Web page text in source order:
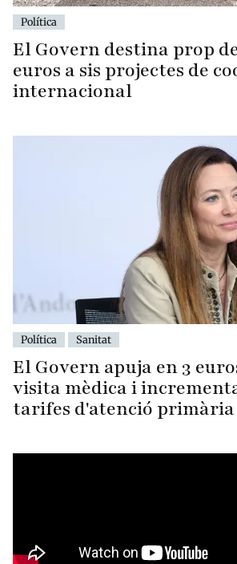
Política
El Govern destina prop
euros a sis projectes de
internacional
Política Sanitat
El Govern apuja en 3
visita mèdica i
tarifes d'atenció primària